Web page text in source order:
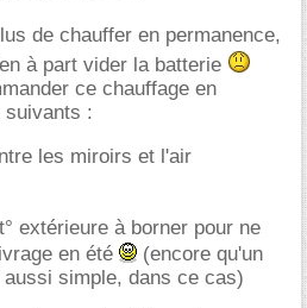
de chauffer en permanence,
à part vider la batterie
ce chauffage en
suivants :
les miroirs et l'air
extérieure à borner pour ne
en été
(encore qu'un
simple, dans ce cas)